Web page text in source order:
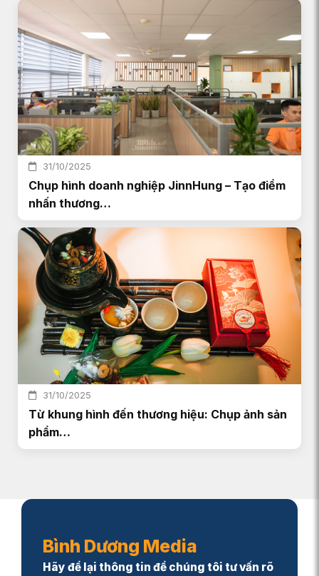
31/10/2025
Chụp hình doanh nghiệp JinnHung – Tạo điểm
nhấn thương…
31/10/2025
Từ khung hình đến thương hiệu: Chụp ảnh sản
phẩm…
Bình Dương Media
Hãy để lại thông tin để chúng tôi tư vấn rõ